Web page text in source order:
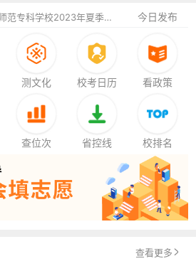
湛江幼儿师范专科学校2023年夏季高考招生简章
香港中文大学（深圳）2023年夏季高考招生简章
今日发布
测文化 校考日历 看政策
查位次 省控线 校排名
查看更多